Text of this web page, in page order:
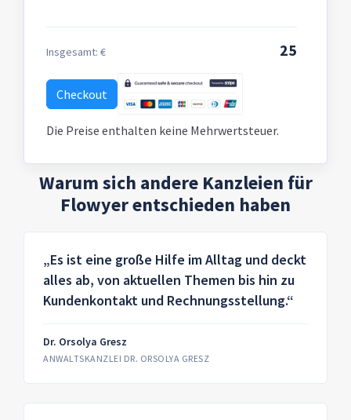
Insgesamt: € 25
Checkout
Die Preise enthalten keine Mehrwertsteuer.
Warum sich andere Kanzleien für
Flowyer entschieden haben
„Es ist eine große Hilfe im Alltag und deckt
alles ab, von aktuellen Themen bis hin zu
Kundenkontakt und Rechnungsstellung.“
Dr. Orsolya Gresz
ANWALTSKANZLEI DR. ORSOLYA GRESZ